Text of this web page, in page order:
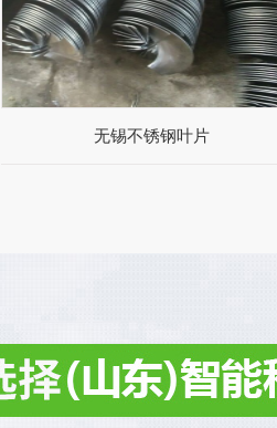
无锡不锈钢叶片